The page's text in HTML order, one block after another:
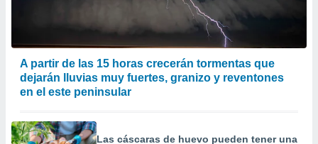
A partir de las 15 horas crecerán tormentas que
dejarán lluvias muy fuertes, granizo y reventones
en el este peninsular
Las cáscaras de huevo pueden tener una